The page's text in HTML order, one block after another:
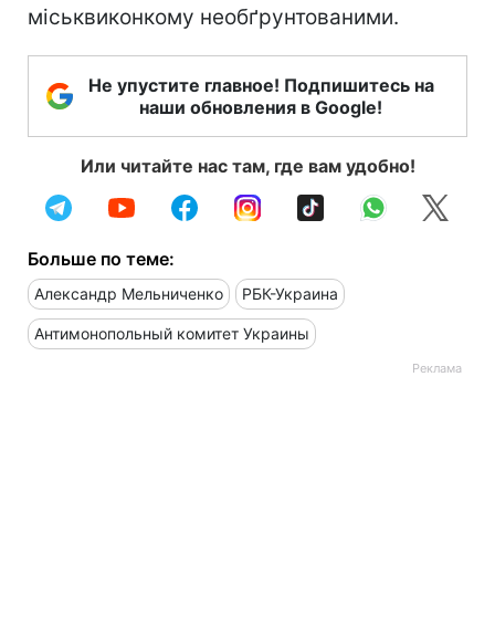
міськвиконкому необґрунтованими.
Не упустите главное! Подпишитесь на
наши обновления в Google!
Или читайте нас там, где вам удобно!
Больше по теме:
Александр Мельниченко РБК-Украина
Антимонопольный комитет Украины